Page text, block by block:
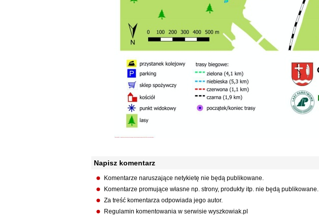
Napisz komentarz
Komentarze naruszające netykietę nie będą publikowane.
Komentarze promujące własne np. strony, produkty itp. nie będą publikowane.
Za treść komentarza odpowiada jego autor.
Regulamin komentowania w serwisie wyszkowiak.pl